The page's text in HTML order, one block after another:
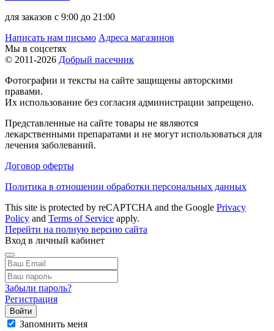
для заказов с 9:00 до 21:00
Написать нам письмо Адреса магазинов
Мы в соцсетях
© 2011-2026 Добрый пасечник
Фотографии и тексты на сайте защищены авторскими
правами.
Их использование без согласия администрации запрещено.
Представленные на сайте товары не являются
лекарственными препаратами и не могут использоваться для
лечения заболеваний.
Договор оферты
Политика в отношении обработки персональных данных
This site is protected by reCAPTCHA and the Google Privacy
Policy and Terms of Service apply.
Перейти на полную версию сайта
Вход в личный кабинет
Забыли пароль?
Регистрация
Войти
Запомнить меня